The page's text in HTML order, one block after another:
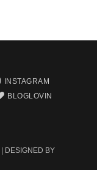
INSTAGRAM
BLOGLOVIN
| DESIGNED BY